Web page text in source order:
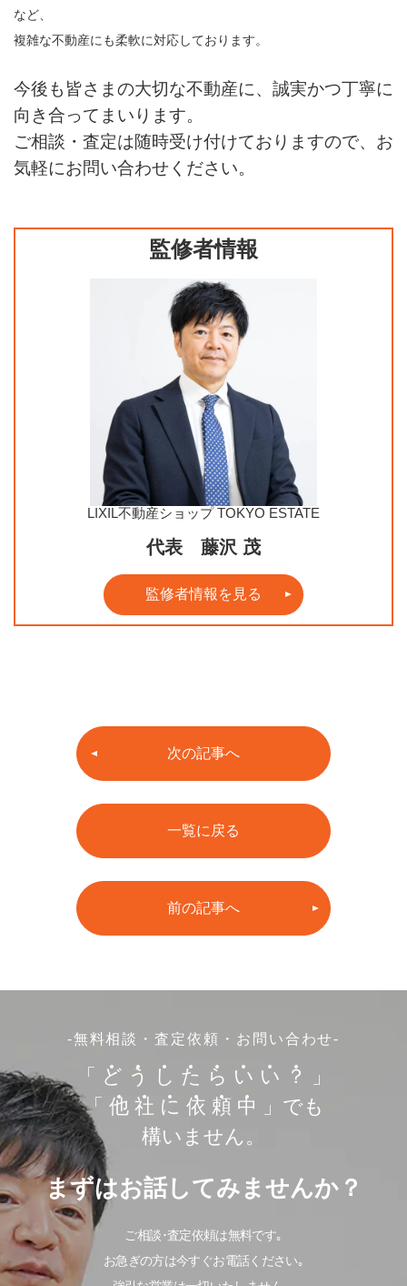
など、
複雑な不動産にも柔軟に対応しております。
今後も皆さまの大切な不動産に、誠実かつ丁寧に
向き合ってまいります。
ご相談・査定は随時受け付けておりますので、お
気軽にお問い合わせください。
監修者情報
LIXIL不動産ショップ TOKYO ESTATE
代表 藤沢 茂
監修者情報を見る
次の記事へ
一覧に戻る
前の記事へ
-無料相談・査定依頼・お問い合わせ-
「 ど う し た ら い い ？
」
「 他 社 に 依 頼 中 」でも
構いません。
まずはお話してみませんか？
ご相談･査定依頼は無料です｡
お急ぎの方は今すぐお電話ください｡